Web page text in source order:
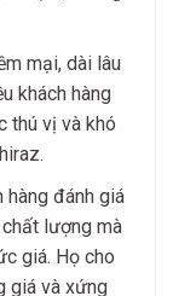
mại, dài lâu
khách hàng
thú vị và khó
hàng đánh giá
lượng mà
giá. Họ cho
giá và xứng